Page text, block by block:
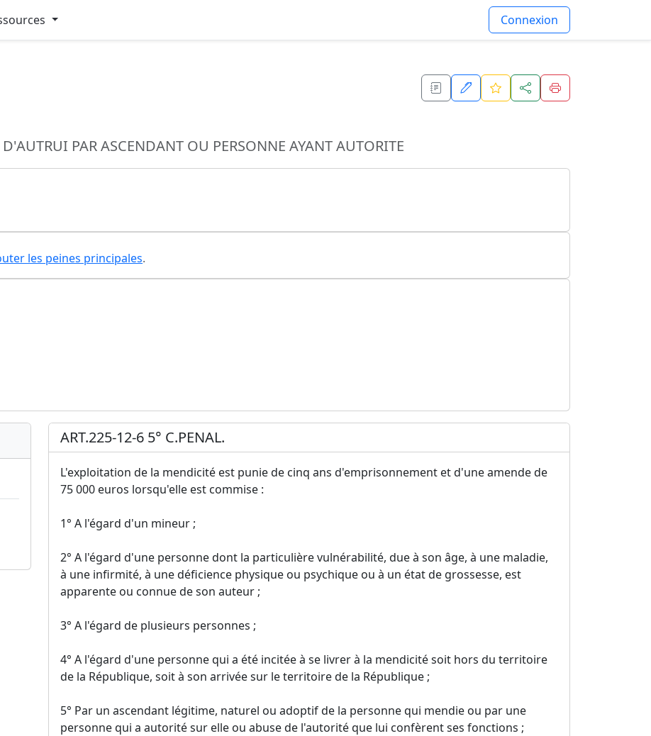
Connexion
PAR ASCENDANT OU PERSONNE AYANT AUTORITE
les peines principales.
ART.225-12-6 5° C.PENAL.
L'exploitation de la mendicité est punie de cinq ans d'emprisonnement et d'une amende de
75 000 euros lorsqu'elle est commise :
1° A l'égard d'un mineur ;
2° A l'égard d'une personne dont la particulière vulnérabilité, due à son âge, à une maladie,
à une infirmité, à une déficience physique ou psychique ou à un état de grossesse, est
apparente ou connue de son auteur ;
3° A l'égard de plusieurs personnes ;
4° A l'égard d'une personne qui a été incitée à se livrer à la mendicité soit hors du territoire
de la République, soit à son arrivée sur le territoire de la République ;
5° Par un ascendant légitime, naturel ou adoptif de la personne qui mendie ou par une
personne qui a autorité sur elle ou abuse de l'autorité que lui confèrent ses fonctions ;